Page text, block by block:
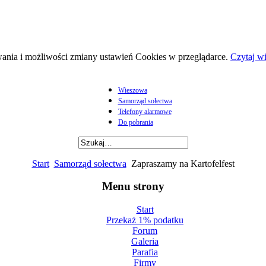
i możliwości zmiany ustawień Cookies w przeglądarce. Czytaj
Wieszowa
Samorząd sołectwa
Telefony alarmowe
Do pobrania
Start Samorząd sołectwa Zapraszamy na Kartofelfest
Menu strony
Start
Przekaż 1% podatku
Forum
Galeria
Parafia
Firmy